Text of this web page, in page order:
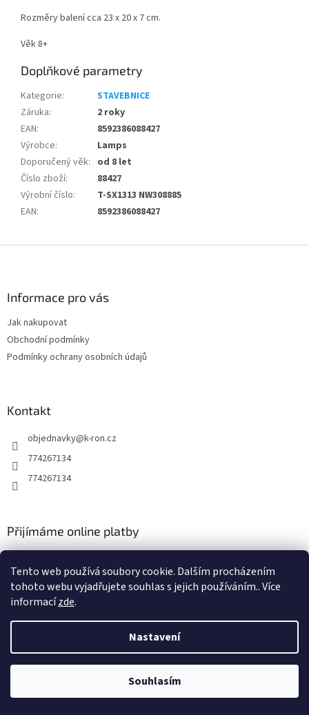
Tento web používá soubory cookie. Dalším procházením
tohoto webu vyjadřujete souhlas s jejich používáním.. Více
informacízde.
Nastavení
Souhlasím
Rozměry balení cca 23 x 20 x 7 cm.
Věk 8+
Doplňkové parametry
Kategorie:
STAVEBNICE
Záruka:
2 roky
EAN:
8592386088427
Výrobce:
Lamps
Doporučený věk: od 8 let
Číslo zboží:
88427
Výrobní číslo:
T-SX1313 NW308885
EAN: 8592386088427
Informace pro vás
Jak nakupovat
Obchodní podmínky
Podmínky ochrany osobních údajů
Kontakt
objednavky@k-ron.cz
774267134
774267134
Přijímáme online platby
Copyright 2026www.k-ron.cz. Všechna práva vyhrazena.Upravit
nastavení cookies